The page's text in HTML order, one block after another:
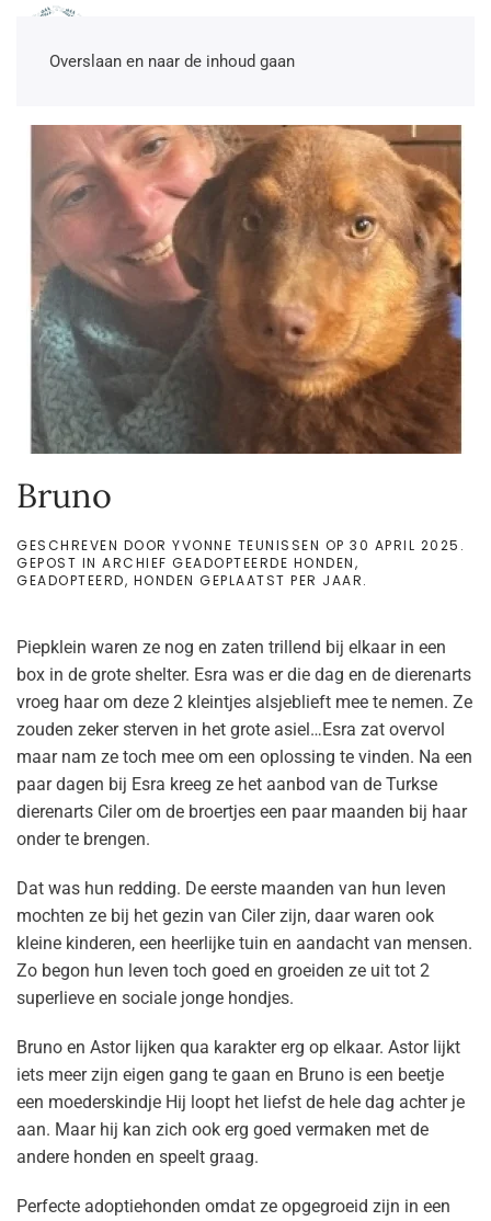
Overslaan en naar de inhoud gaan
Bruno
GESCHREVEN DOOR YVONNE TEUNISSEN OP 30 APRIL 2025 .
GEPOST IN ARCHIEF GEADOPTEERDE HONDEN,
GEADOPTEERD, HONDEN GEPLAATST PER JAAR.
Piepklein waren ze nog en zaten trillend bij elkaar in een
box in de grote shelter. Esra was er die dag en de dierenarts
vroeg haar om deze 2 kleintjes alsjeblieft mee te nemen. Ze
zouden zeker sterven in het grote asiel…Esra zat overvol
maar nam ze toch mee om een oplossing te vinden. Na een
paar dagen bij Esra kreeg ze het aanbod van de Turkse
dierenarts Ciler om de broertjes een paar maanden bij haar
onder te brengen.
Dat was hun redding. De eerste maanden van hun leven
mochten ze bij het gezin van Ciler zijn, daar waren ook
kleine kinderen, een heerlijke tuin en aandacht van mensen.
Zo begon hun leven toch goed en groeiden ze uit tot 2
superlieve en sociale jonge hondjes.
Bruno en Astor lijken qua karakter erg op elkaar. Astor lijkt
iets meer zijn eigen gang te gaan en Bruno is een beetje
een moederskindje Hij loopt het liefst de hele dag achter je
aan. Maar hij kan zich ook erg goed vermaken met de
andere honden en speelt graag.
Perfecte adoptiehonden omdat ze opgegroeid zijn in een